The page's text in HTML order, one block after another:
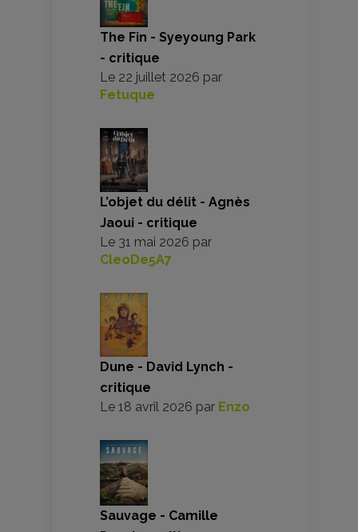
The Fin - Syeyoung Park
- critique
Le 22 juillet 2026 par
Fetuque
L’objet du délit - Agnès
Jaoui - critique
Le 31 mai 2026 par
CleoDe5A7
Dune - David Lynch -
critique
Le 18 avril 2026 par Enzo
Sauvage - Camille